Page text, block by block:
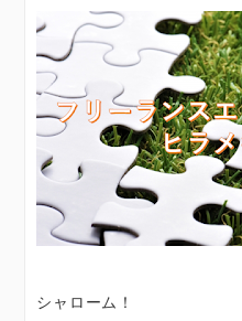
シャローム！